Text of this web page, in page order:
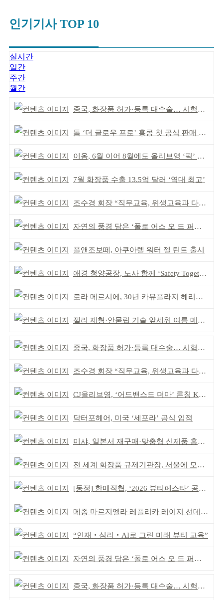
인기기사 TOP 10
실시간
일간
주간
월간
중국, 화장품 허가·등록 대수술… 시험자료 공용 허용
톰 ‘더 글로우 프로’ 홍콩 첫 공식 판매 완판
이옴, 6월 이어 8월에도 올리브영 ‘픽’ 선정
7월 화장품 수출 13.5억 달러 ‘역대 최고’
조수경 회장 “직무교육, 위생교육과 다르다”
자연의 풍경 담은 ‘폴로 어스 오 드 퍼퓸’ 4종 출시
폴앤조보떼, 아쿠아렐 워터 젤 틴트 출시
애경 청양공장, 노사 함께 ‘Safety Together’ 개최
로라 메르시에, 30년 카뮤플라지 헤리티지 담아
젤리 제형·안묻립 기술 앞세워 여름 메이크업 시장 공략
중국, 화장품 허가·등록 대수술… 시험자료 공용 허용
조수경 회장 “직무교육, 위생교육과 다르다”
CJ올리브영, ‘어드밴스드 더마’ 론칭 K더마 육성 박차
닥터포헤어, 미국 ‘세포라’ 공식 입점
미샤, 일본서 재구매·맞춤형 신제품 흥행 ‘쌍끌이’
전 세계 화장품 규제기관장, 서울에 모인다
[동정] 한메직협, ‘2026 뷰티페스타’ 공동 주최
메종 마르지엘라 레플리카 레이지 선데이 모닝 디퓨저
“인재‧심리‧AI로 그린 미래 뷰티 교육”
자연의 풍경 담은 ‘폴로 어스 오 드 퍼퓸’ 4종 출시
중국, 화장품 허가·등록 대수술… 시험자료 공용 허용